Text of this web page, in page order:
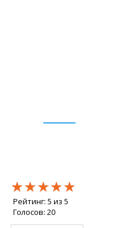
★★★★★
★★★★★
★★★★★
Рейтинг: 5 из 5
Голосов: 20